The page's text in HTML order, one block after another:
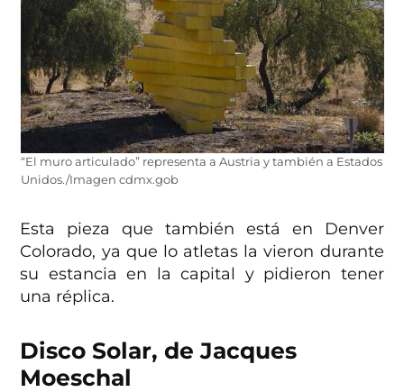
“El muro articulado” representa a Austria y también a Estados
Unidos./Imagen cdmx.gob
Esta pieza que también está en Denver
Colorado, ya que lo atletas la vieron durante
su estancia en la capital y pidieron tener
una réplica.
Disco Solar, de Jacques
Moeschal